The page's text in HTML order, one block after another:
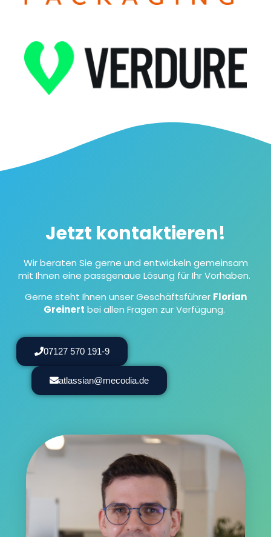
Jetzt kontaktieren!
Wir beraten Sie gerne und entwickeln gemeinsam
mit Ihnen eine passgenaue Lösung für Ihr Vorhaben.
Gerne steht Ihnen unser Geschäftsführer Florian
Greinert bei allen Fragen zur Verfügung.
07127 570 191-9
atlassian@mecodia.de